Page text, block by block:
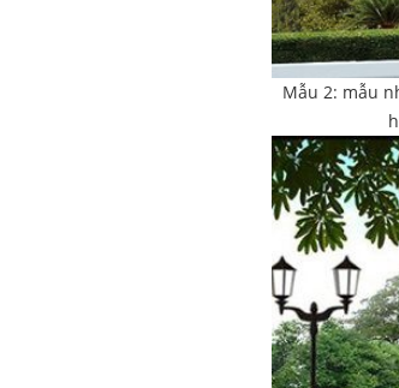
Mẫu 2: mẫu